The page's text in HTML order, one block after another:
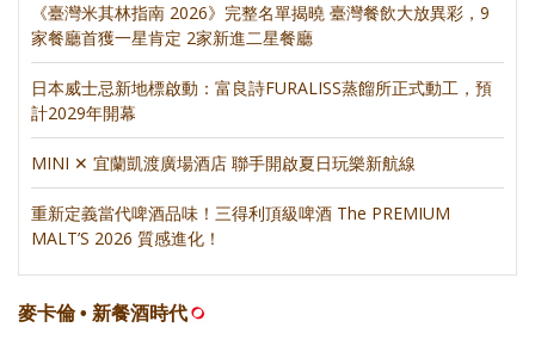
《臺灣米其林指南 2026》完整名單揭曉 臺灣餐飲大放異彩，9
家餐廳首獲一星肯定 2家新進二星餐廳
日本威士忌新地標啟動：富良詩FURALISS蒸餾所正式動工，預
計2029年開幕
MINI ✕ 宜蘭凱渡廣場酒店 聯手開啟夏日玩樂新航線
重新定義當代啤酒品味！三得利頂級啤酒 The PREMIUM
MALT’S 2026 質感進化！
麥卡倫 • 新餐酒時代